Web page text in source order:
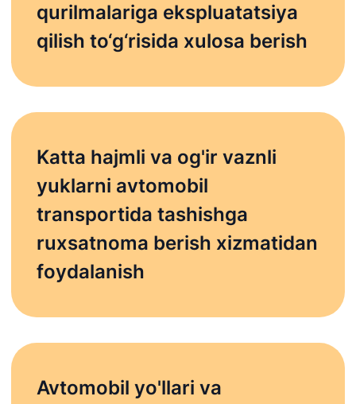
qurilmalariga ekspluatatsiya
qilish to‘g‘risida xulosa berish
Katta hajmli va og'ir vaznli
yuklarni avtomobil
transportida tashishga
ruxsatnoma berish xizmatidan
foydalanish
Avtomobil yo'llari va